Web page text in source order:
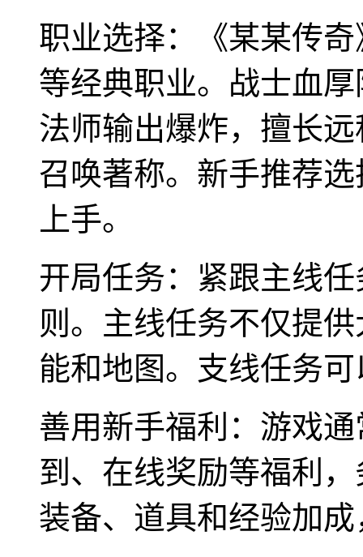
职业选择：《某某传
等经典职业。战士血
法师输出爆炸，擅长
召唤著称。新手推荐
上手。
开局任务：紧跟主线
则。主线任务不仅提
能和地图。支线任务
善用新手福利：游戏
到、在线奖励等福利
装备、道具和经验加